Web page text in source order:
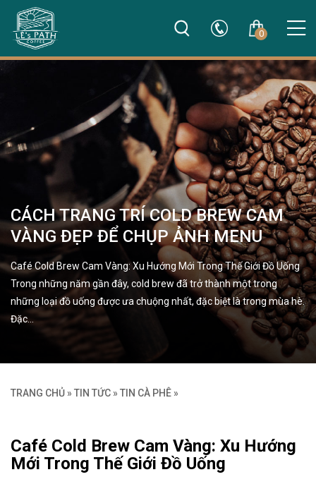
0
CÁCH TRANG TRÍ COLD BREW CAM
VÀNG ĐẸP ĐỂ CHỤP ẢNH MENU
Café Cold Brew Cam Vàng: Xu Hướng Mới Trong Thế Giới Đồ Uống
Trong những năm gần đây, cold brew đã trở thành một trong
những loại đồ uống được ưa chuộng nhất, đặc biệt là trong mùa hè.
Đặc…
TRANG CHỦ » TIN TỨC » TIN CÀ PHÊ »
Café Cold Brew Cam Vàng: Xu Hướng
Mới Trong Thế Giới Đồ Uống